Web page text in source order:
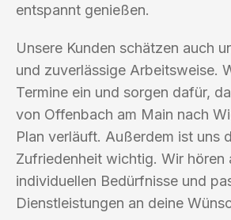
entspannt genießen.
Unsere Kunden schätzen auch
und zuverlässige Arbeitsweise.
Termine ein und sorgen dafür,
von Offenbach am Main nach
Plan verläuft. Außerdem ist uns
Zufriedenheit wichtig. Wir hören
individuellen Bedürfnisse und
Dienstleistungen an deine